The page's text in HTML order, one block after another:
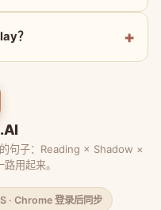
？
句子：Reading × Shadow ×
用起来。
· Chrome 登录后同步